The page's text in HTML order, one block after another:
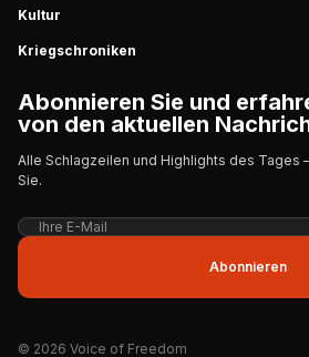
Kultur
Kriegschroniken
Abonnieren Sie und
von den aktuellen
Alle Schlagzeilen und Highlights des
Sie.
Abonnieren
© 2026 Voice of Freedom